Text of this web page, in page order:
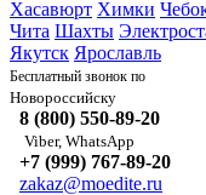
Хасавюрт Химки
Чита Шахты
Якутск Ярославль
Бесплатный звонок по
Новороссийску
8 (800) 550-89-20
Viber, WhatsApp
+7 (999) 767-89-20
zakaz@moedite.ru